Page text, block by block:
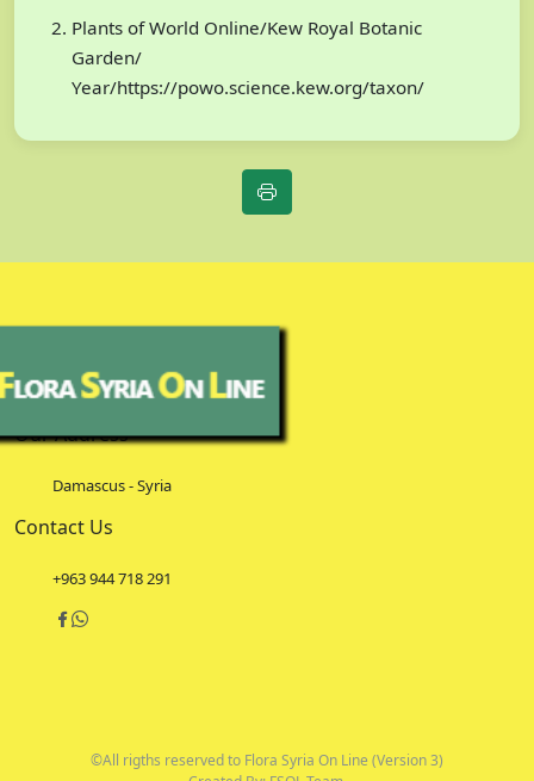
Plants of World Online/Kew Royal Botanic
Garden/
Year/https://powo.science.kew.org/taxon/
Our Address
Damascus - Syria
Contact Us
+963 944 718 291
©All rigths reserved to Flora Syria On Line (Version 3)